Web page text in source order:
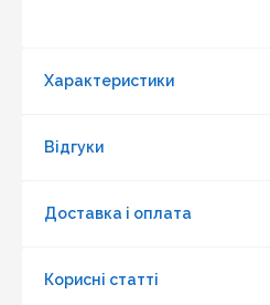
Характеристики
Відгуки
Доставка і оплата
Корисні статті